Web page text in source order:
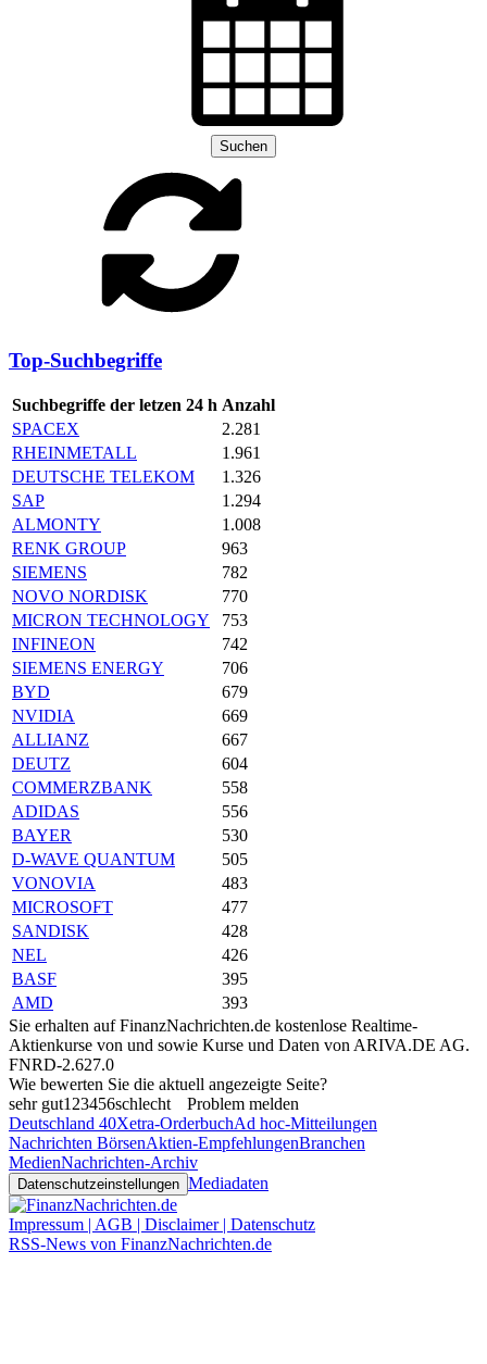
Suchen
Top-Suchbegriffe
Suchbegriffe der letzen 24 h Anzahl
SPACEX
2.281
RHEINMETALL
1.961
DEUTSCHE TELEKOM
1.326
SAP
1.294
ALMONTY
1.008
RENK GROUP
963
SIEMENS
782
NOVO NORDISK
770
MICRON TECHNOLOGY
753
INFINEON
742
SIEMENS ENERGY
706
BYD
679
NVIDIA
669
ALLIANZ
667
DEUTZ
604
COMMERZBANK
558
ADIDAS
556
BAYER
530
D-WAVE QUANTUM
505
VONOVIA
483
MICROSOFT
477
SANDISK
428
NEL
426
BASF
395
AMD
393
Sie erhalten auf FinanzNachrichten.de kostenlose Realtime-
Aktienkurse von und sowie Kurse und Daten von ARIVA.DE AG.
FNRD-2.627.0
Wie bewerten Sie die aktuell angezeigte Seite?
sehr gut1 23456schlecht
Problem melden
Deutschland 40Xetra-OrderbuchAd hoc-Mitteilungen
Nachrichten BörsenAktien-EmpfehlungenBranchen
MedienNachrichten-Archiv
Datenschutzeinstellungen Mediadaten
Impressum | AGB | Disclaimer | Datenschutz
RSS-News von FinanzNachrichten.de